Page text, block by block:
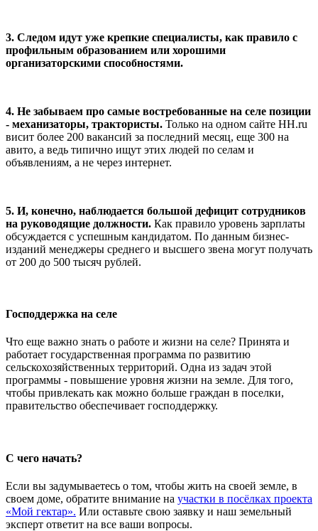
3. Следом идут уже крепкие специалисты, как правило с
профильным образованием или хорошими
организаторскими способностями.
4. Не забываем про самые востребованные на селе позиции
- механизаторы, трактористы. Только на одном сайте HH.ru
висит более 200 вакансий за последний месяц, еще 300 на
авито, а ведь типично ищут этих людей по селам и
объявлениям, а не через интернет.
5. И, конечно, наблюдается большой дефицит сотрудников
на руководящие должности. Как правило уровень зарплаты
обсуждается с успешным кандидатом. По данным бизнес-
изданий менеджеры среднего и высшего звена могут получать
от 200 до 500 тысяч рублей.
Господдержка на селе
Что еще важно знать о работе и жизни на селе? Принята и
работает государственная программа по развитию
сельскохозяйственных территорий. Одна из задач этой
программы - повышение уровня жизни на земле. Для того,
чтобы привлекать как можно больше граждан в поселки,
правительство обеспечивает господдержку.
С чего начать?
Если вы задумываетесь о том, чтобы жить на своей земле, в
своем доме, обратите внимание на участки в посёлках проекта
«Мой гектар». Или оставьте свою заявку и наш земельный
эксперт ответит на все ваши вопросы.